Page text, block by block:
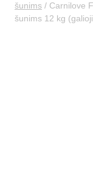
šunims / Carnilove
šunims 12 kg